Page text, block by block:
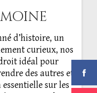
d’histoire, un
curieux, nos
idéal pour
des autres et
sur les